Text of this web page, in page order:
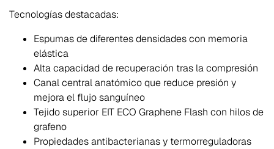
Tecnologías destacadas:
Espumas de diferentes densidades con memoria
elástica
Alta capacidad de recuperación tras la compresión
Canal central anatómico que reduce presión y
mejora el flujo sanguíneo
Tejido superior EIT ECO Graphene Flash con hilos de
grafeno
Propiedades antibacterianas y termorreguladoras